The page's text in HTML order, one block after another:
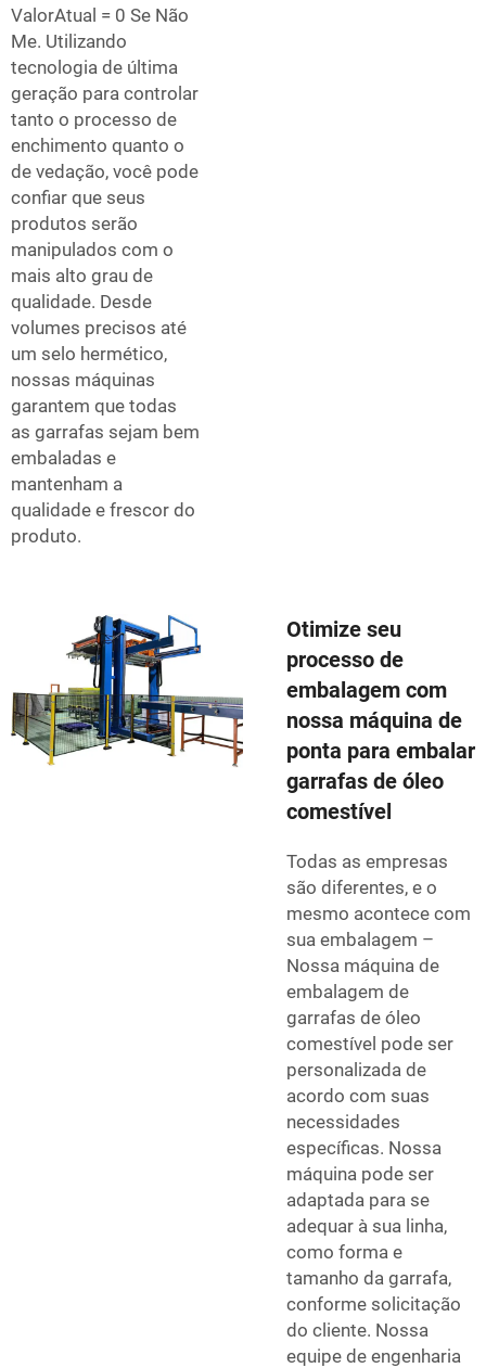
ValorAtual = 0 Se Não
Me. Utilizando
tecnologia de última
geração para controlar
tanto o processo de
enchimento quanto o
de vedação, você pode
confiar que seus
produtos serão
manipulados com o
mais alto grau de
qualidade. Desde
volumes precisos até
um selo hermético,
nossas máquinas
garantem que todas
as garrafas sejam bem
embaladas e
mantenham a
qualidade e frescor do
produto.
Otimize seu
processo de
embalagem com
nossa máquina de
ponta para embalar
garrafas de óleo
comestível
Todas as empresas
são diferentes, e o
mesmo acontece com
sua embalagem –
Nossa máquina de
embalagem de
garrafas de óleo
comestível pode ser
personalizada de
acordo com suas
necessidades
específicas. Nossa
máquina pode ser
adaptada para se
adequar à sua linha,
como forma e
tamanho da garrafa,
conforme solicitação
do cliente. Nossa
equipe de engenharia